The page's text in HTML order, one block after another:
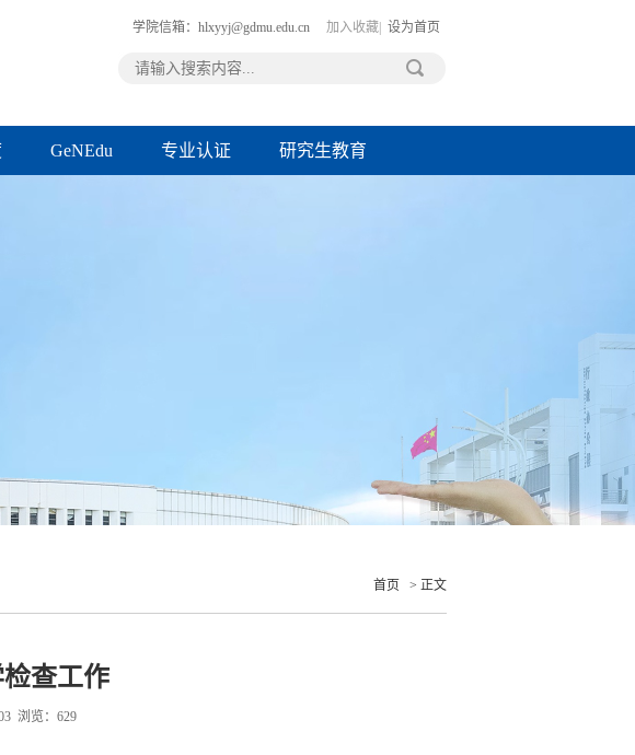
学院信箱：hlxyyj@gdmu.edu.cn 加入收藏| 设为首页
GeNEdu 专业认证 研究生教育
首页 > 正文
查工作
浏览： 629